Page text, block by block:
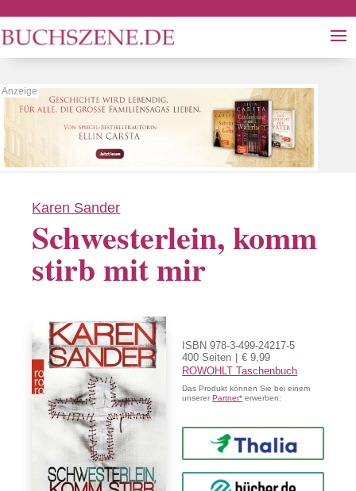
Karen Sander
Schwesterlein, komm
stirb mit mir
ISBN 978-3-499-24217-5
400 Seiten
€ 9,99
ROWOHLT Taschenbuch
Das Produkt können Sie bei einem
unsererPartner* erwerben:
Thalia